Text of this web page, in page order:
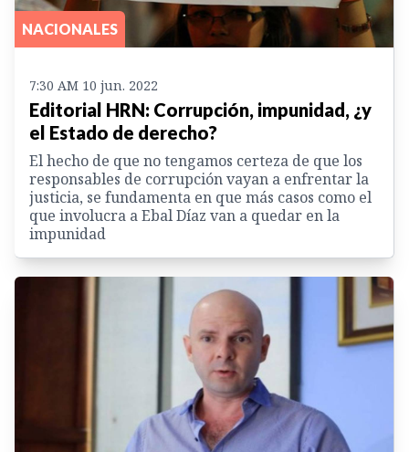
NACIONALES
7:30 AM 10 jun. 2022
Editorial HRN: Corrupción, impunidad, ¿y
el Estado de derecho?
El hecho de que no tengamos certeza de que los
responsables de corrupción vayan a enfrentar la
justicia, se fundamenta en que más casos como el
que involucra a Ebal Díaz van a quedar en la
impunidad